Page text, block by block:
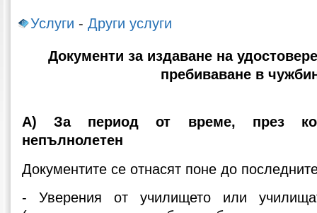
Услуги - Други услуги
Документи за издаване на
пребиваване в
А) За период от време, през
непълнолетен
Документите се отнасят поне до
- Уверения от училището или